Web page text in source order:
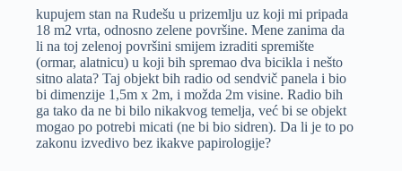
kupujem stan na Rudešu u prizemlju uz koji mi pripada
18 m2 vrta, odnosno zelene površine. Mene zanima da
li na toj zelenoj površini smijem izraditi spremište
(ormar, alatnicu) u koji bih spremao dva bicikla i nešto
sitno alata? Taj objekt bih radio od sendvič panela i bio
bi dimenzije 1,5m x 2m, i možda 2m visine. Radio bih
ga tako da ne bi bilo nikakvog temelja, već bi se objekt
mogao po potrebi micati (ne bi bio sidren). Da li je to po
zakonu izvedivo bez ikakve papirologije?